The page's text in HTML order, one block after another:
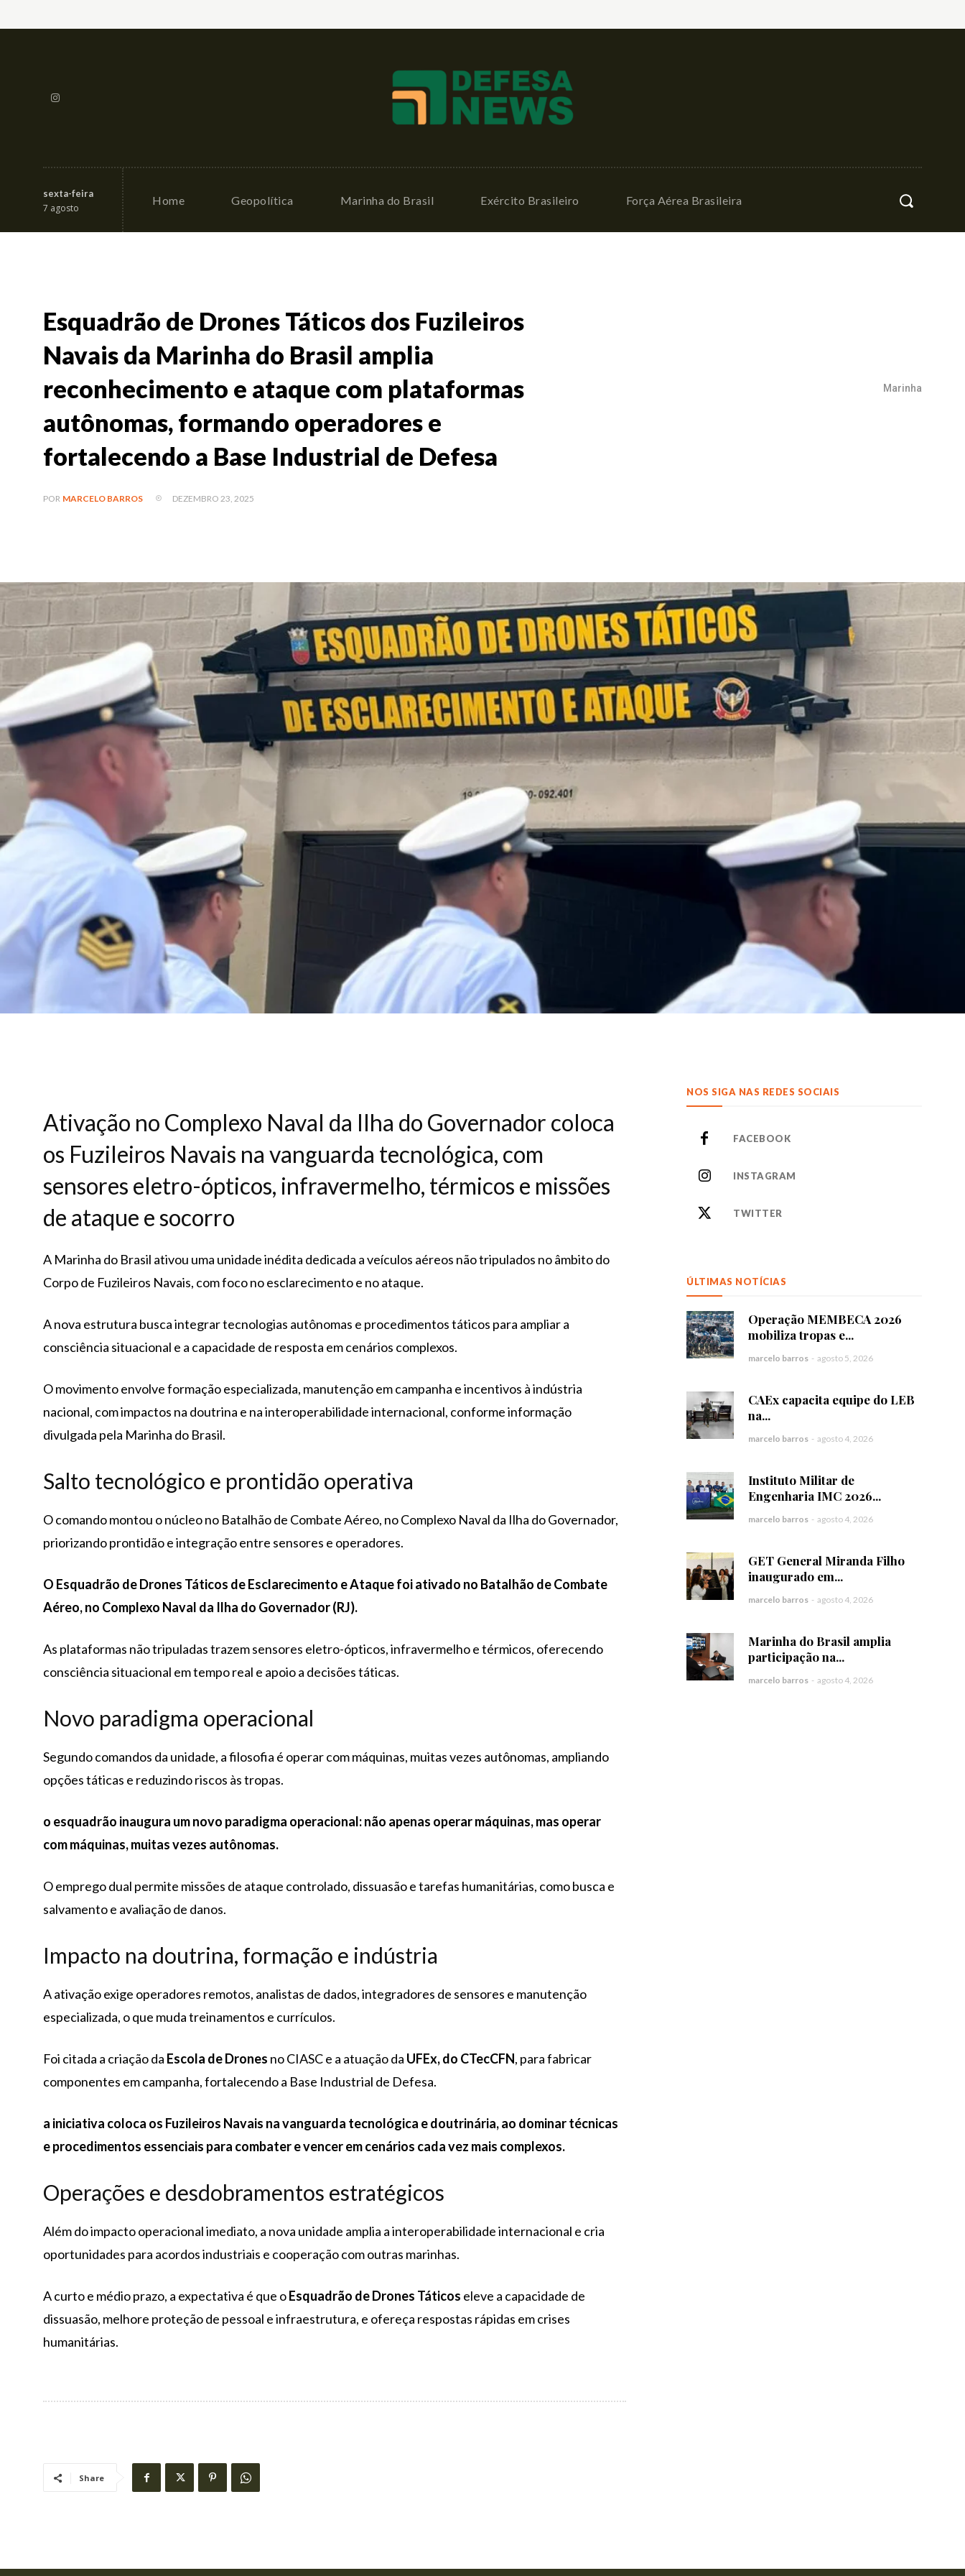
sexta-feira
7 agosto
Home Geopolítica Marinha do Brasil Exército Brasileiro Força Aérea Brasileira
Esquadrão de Drones Táticos dos Fuzileiros
Navais da Marinha do Brasil amplia
reconhecimento e ataque com plataformas
autônomas, formando operadores e
fortalecendo a Base Industrial de Defesa
Marinha
POR MARCELO BARROS DEZEMBRO 23, 2025
Ativação no Complexo Naval da Ilha do Governador coloca
os Fuzileiros Navais na vanguarda tecnológica, com
sensores eletro-ópticos, infravermelho, térmicos e missões
de ataque e socorro
A Marinha do Brasil ativou uma unidade inédita dedicada a veículos aéreos não tripulados no âmbito do
Corpo de Fuzileiros Navais, com foco no esclarecimento e no ataque.
A nova estrutura busca integrar tecnologias autônomas e procedimentos táticos para ampliar a
consciência situacional e a capacidade de resposta em cenários complexos.
O movimento envolve formação especializada, manutenção em campanha e incentivos à indústria
nacional, com impactos na doutrina e na interoperabilidade internacional, conforme informação
divulgada pela Marinha do Brasil.
Salto tecnológico e prontidão operativa
O comando montou o núcleo no Batalhão de Combate Aéreo, no Complexo Naval da Ilha do Governador,
priorizando prontidão e integração entre sensores e operadores.
O Esquadrão de Drones Táticos de Esclarecimento e Ataque foi ativado no Batalhão de Combate
Aéreo, no Complexo Naval da Ilha do Governador (RJ).
As plataformas não tripuladas trazem sensores eletro-ópticos, infravermelho e térmicos, oferecendo
consciência situacional em tempo real e apoio a decisões táticas.
Novo paradigma operacional
Segundo comandos da unidade, a filosofia é operar com máquinas, muitas vezes autônomas, ampliando
opções táticas e reduzindo riscos às tropas.
o esquadrão inaugura um novo paradigma operacional: não apenas operar máquinas, mas operar
com máquinas, muitas vezes autônomas.
O emprego dual permite missões de ataque controlado, dissuasão e tarefas humanitárias, como busca e
salvamento e avaliação de danos.
Impacto na doutrina, formação e indústria
A ativação exige operadores remotos, analistas de dados, integradores de sensores e manutenção
especializada, o que muda treinamentos e currículos.
Foi citada a criação da Escola de Drones no CIASC e a atuação da UFEx, do CTecCFN, para fabricar
componentes em campanha, fortalecendo a Base Industrial de Defesa.
a iniciativa coloca os Fuzileiros Navais na vanguarda tecnológica e doutrinária, ao dominar técnicas
e procedimentos essenciais para combater e vencer em cenários cada vez mais complexos.
Operações e desdobramentos estratégicos
Além do impacto operacional imediato, a nova unidade amplia a interoperabilidade internacional e cria
oportunidades para acordos industriais e cooperação com outras marinhas.
A curto e médio prazo, a expectativa é que oEsquadrão de Drones Táticos eleve a capacidade de
dissuasão, melhore proteção de pessoal e infraestrutura, e ofereça respostas rápidas em crises
humanitárias.
Share
NOS SIGA NAS REDES SOCIAIS
FACEBOOK
INSTAGRAM
TWITTER
ÚLTIMAS NOTÍCIAS
Operação MEMBECA 2026
mobiliza tropas e...
marcelo barros - agosto 5, 2026
CAEx capacita equipe do LEB
na...
marcelo barros - agosto 4, 2026
Instituto Militar de
Engenharia IMC 2026...
marcelo barros - agosto 4, 2026
GET General Miranda Filho
inaugurado em...
marcelo barros - agosto 4, 2026
Marinha do Brasil amplia
participação na...
marcelo barros - agosto 4, 2026